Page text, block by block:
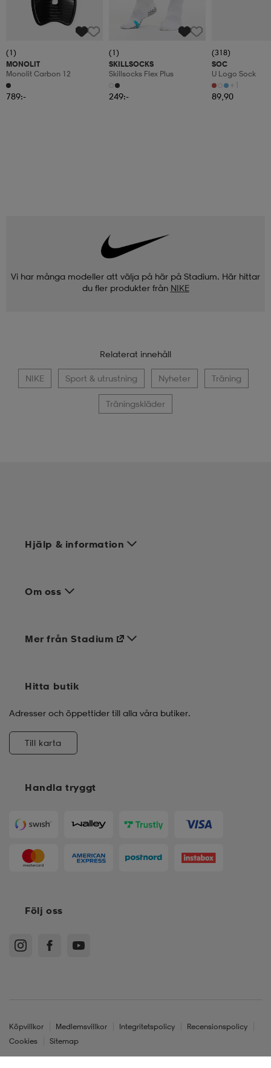
(1)
MONOLIT
Monolit Carbon 12
789:-
(1)
SKILLSOCKS
Skillsocks Flex Plus
249:-
(318)
SOC
U Logo Sock
+1
89,90
Vi har många modeller att välja på här på Stadium. Här hittar
du fler produkter från NIKE
Relaterat innehåll
NIKE Sport & utrustning Nyheter Träning
Träningskläder
Hjälp & information
Om oss
Handla tryggt
Mer från Stadium
Hitta butik
Adresser och öppettider till alla våra butiker.
Till karta
Följ oss
Köpvillkor Medlemsvillkor Integritetspolicy
Recensionspolicy
Cookies
Sitemap